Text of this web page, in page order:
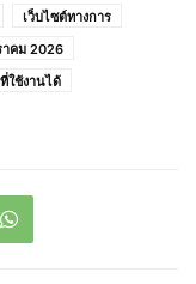
เว็บไซต์ทางการ
คม 2026
ใช้งานได้